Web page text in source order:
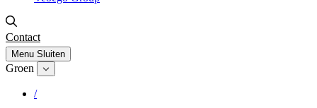
Contact
Menu Sluiten
Groen
/